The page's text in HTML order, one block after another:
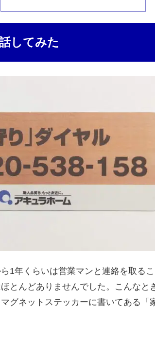
してみた
1年くらいは営業マンと連絡を取る
とんどありませんでした。こんなと
グネットステッカーに書いてある「